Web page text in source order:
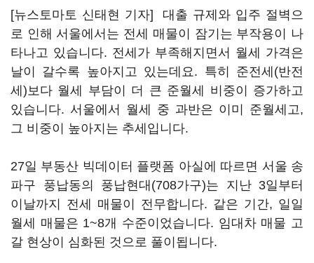
[뉴스토마토 신태현 기자] 대출 규제와 입주 절벽으
로 인해 서울에서는 전세 매물이 잠기는 부작용이 나
타나고 있습니다. 전세가 부족해지면서 월세 가격은
날이 갈수록 높아지고 있는데요. 특히 준전세(반전
세)보다 월세 부담이 더 큰 준월세 비중이 증가하고
있습니다. 서울에서 월세 중 과반은 이미 준월세고,
그 비중이 높아지는 추세입니다.
27일 부동산 빅데이터 플랫폼 아실에 따르면 서울 송
파구 풍납동의 풍납현대(708가구)는 지난 3일부터
이날까지 전세 매물이 전무합니다. 같은 기간, 일일
월세 매물은 1~8개 수준이었습니다. 임대차 매물 고
갈 현상이 심화된 것으로 풀이됩니다.